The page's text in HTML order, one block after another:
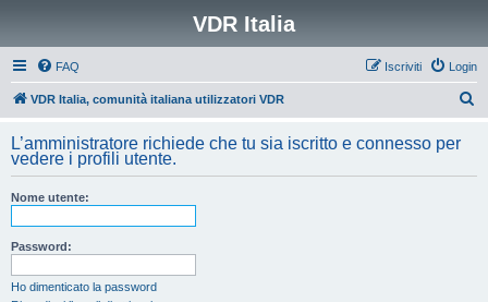
VDR Italia
FAQ Login
Iscriviti
VDR Italia, comunità italiana utilizzatori VDR
c
L’amministratore richiede che tu sia iscritto e connesso per
vedere i profili utente.
Nome utente:
Password:
Ho dimenticato la password